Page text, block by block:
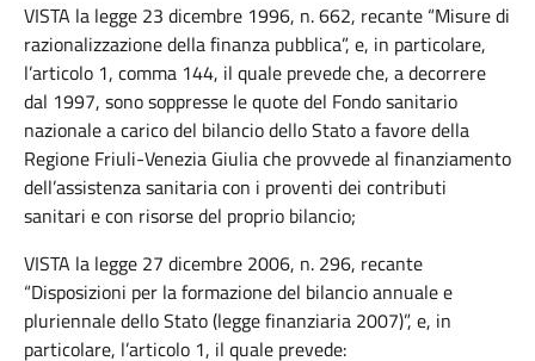
VISTA la legge 23 dicembre 1996, n. 662, recante “Misure di
razionalizzazione della finanza pubblica”, e, in particolare,
l’articolo 1, comma 144, il quale prevede che, a decorrere
dal 1997, sono soppresse le quote del Fondo sanitario
nazionale a carico del bilancio dello Stato a favore della
Regione Friuli-Venezia Giulia che provvede al finanziamento
dell’assistenza sanitaria con i proventi dei contributi
sanitari e con risorse del proprio bilancio;
VISTA la legge 27 dicembre 2006, n. 296, recante
“Disposizioni per la formazione del bilancio annuale e
pluriennale dello Stato (legge finanziaria 2007)”, e, in
particolare, l’articolo 1, il quale prevede: